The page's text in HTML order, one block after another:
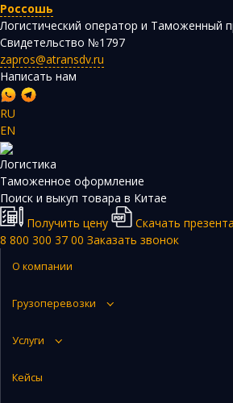
Россошь
Логистический оператор и Таможенный
Свидетельство №1797
zapros@atransdv.ru
Написать нам
RU
EN
Логистика
Таможенное оформление
Поиск и выкуп товара в Китае
Получить цену
Скачать
8 800 300 37 00 Заказать звонок
О компании
Грузоперевозки
Услуги
Кейсы
Авиаперевозки из Китая
Железнодорожные перевозки из Китая
Контейнерные перевозки из Китая
Морские грузоперевозки из Китая
Сборные грузы из Китая
Закупка и поставка товаров из Китая